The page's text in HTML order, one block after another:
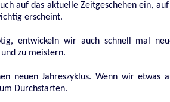
auf das aktuelle Zeitgeschehen ein,
erscheint.
entwickeln wir auch schnell mal
zu meistern.
neuen Jahreszyklus. Wenn wir etwas
Durchstarten.